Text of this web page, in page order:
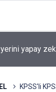
yapay
KPSS'li